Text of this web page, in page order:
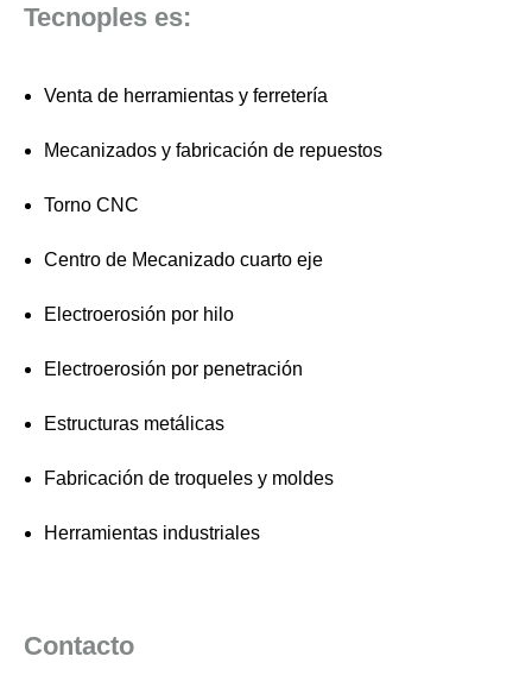
Tecnoples es:
Venta de herramientas y ferretería
Mecanizados y fabricación de repuestos
Torno CNC
Centro de Mecanizado cuarto eje
Electroerosión por hilo
Electroerosión por penetración
Estructuras metálicas
Fabricación de troqueles y moldes
Herramientas industriales
Contacto